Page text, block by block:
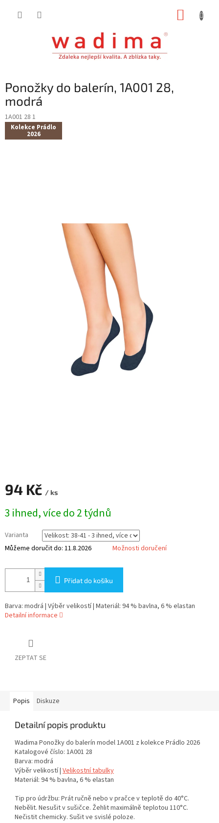
Ponožky do balerín, 1A001 28,
modrá
1A001 28 1
Kolekce Prádlo
2026
94 Kč / ks
cena:
3 ihned, více do 2 týdnů
Varianta
Můžeme doručit do: 11.8.2026 Možnosti doručení
Přidat do košíku
Barva: modrá | Výběr velikostí | Materiál: 94 % bavlna, 6 % elastan
Detailní informace
ZEPTAT SE
Popis Diskuze
Detailní popis produktu
Wadima Ponožky do balerín model 1A001 z kolekce Prádlo 2026
Katalogové číslo: 1A001 28
Barva: modrá
Výběr velikostí | Velikostní tabulky
Materiál: 94 % bavlna, 6 % elastan
Tip pro údržbu: Prát ručně nebo v pračce v teplotě do 40°C.
Nebělit. Nesušit v sušičce. Žehlit maximálně teplotou 110°C.
Nečistit chemicky. Sušit ve svislé poloze.